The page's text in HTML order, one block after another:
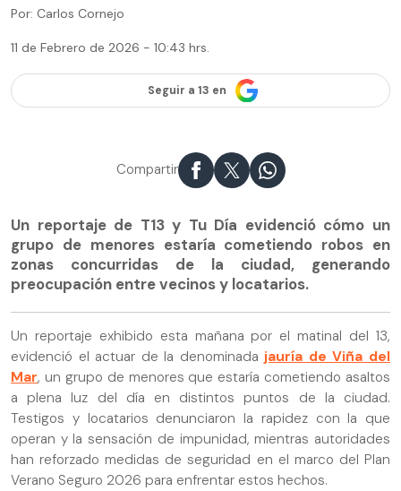
Por: Carlos Cornejo
11 de Febrero de 2026 - 10:43 hrs.
Seguir a 13 en
Compartir
Un reportaje de T13 y Tu Día evidenció cómo un
grupo de menores estaría cometiendo robos en
zonas concurridas de la ciudad, generando
preocupación entre vecinos y locatarios.
Un reportaje exhibido esta mañana por el matinal del 13,
evidenció el actuar de la denominada jauría de Viña del
Mar, un grupo de menores que estaría cometiendo asaltos
a plena luz del día en distintos puntos de la ciudad.
Testigos y locatarios denunciaron la rapidez con la que
operan y la sensación de impunidad, mientras autoridades
han reforzado medidas de seguridad en el marco del Plan
Verano Seguro 2026 para enfrentar estos hechos.